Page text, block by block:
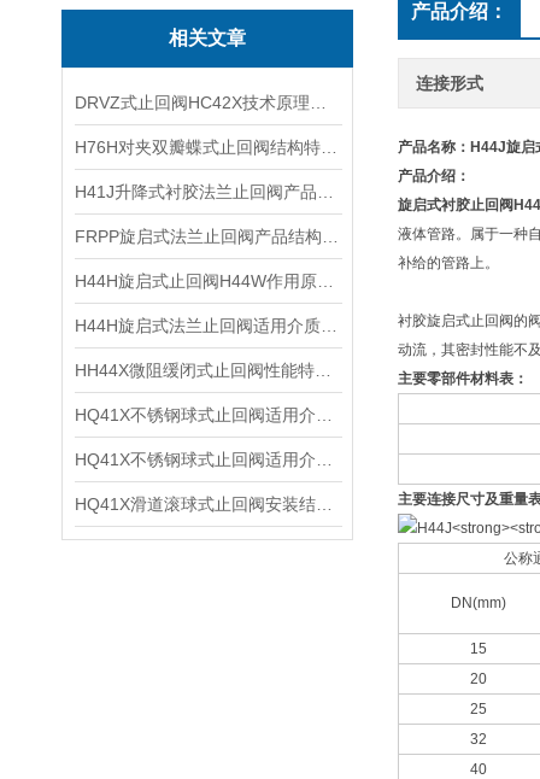
相关文章
产品介绍：
连接形式
产品名称：H44J旋启
产品介绍：
旋启式衬胶止回阀
液体管路。属于一种
补给的管路上。
衬胶旋启式止回阀的
动流，其密封性能不
主要零部件材料表：
主要连接尺寸及重量
公称
DN(mm)
15
20
25
32
40